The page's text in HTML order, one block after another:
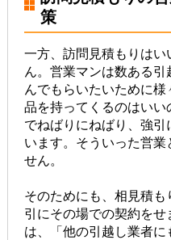
策
一方、訪問見積もりは
ん。営業マンは数ある
んでもらいたいために
品を持ってくるのはいい
でねばりにねばり、強
います。そういった営業
せん。
そのためにも、相見積
引にその場での契約を
は、「他の引越し業者